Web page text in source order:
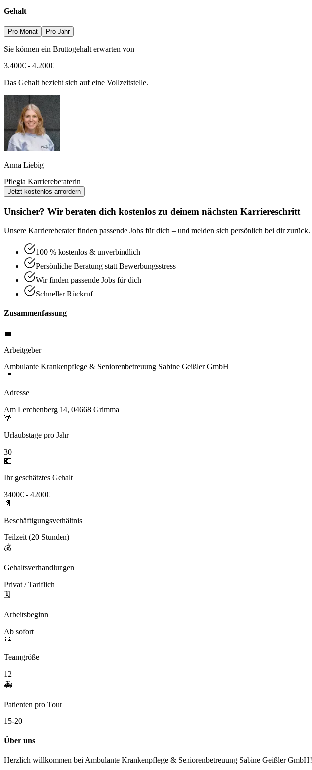
Gehalt
Pro Monat Pro Jahr
Sie können ein Bruttogehalt erwarten von
3.400€ - 4.200€
Das Gehalt bezieht sich auf eine Vollzeitstelle.
Anna Liebig
Pflegia Karriereberaterin
Jetzt kostenlos anfordern
Unsicher? Wir beraten dich kostenlos zu deinem nächsten Karriereschritt
Unsere Karriereberater finden passende Jobs für dich – und melden sich persönlich bei dir zurück.
100 % kostenlos & unverbindlich
Persönliche Beratung statt Bewerbungsstress
Wir finden passende Jobs für dich
Schneller Rückruf
Zusammenfassung
💼
Arbeitgeber
Ambulante Krankenpflege & Seniorenbetreuung Sabine Geißler GmbH
📍
Adresse
Am Lerchenberg 14, 04668 Grimma
🌴
Urlaubstage pro Jahr
30
💶
Ihr geschätztes Gehalt
3400€ - 4200€
📄
Beschäftigungsverhältnis
Teilzeit (20 Stunden)
💰
Gehaltsverhandlungen
Privat / Tariflich
🗓️
Arbeitsbeginn
Ab sofort
👫
Teamgröße
12
🚑
Patienten pro Tour
15-20
Über uns
Herzlich willkommen bei Ambulante Krankenpflege & Seniorenbetreuung Sabine Geißler GmbH!